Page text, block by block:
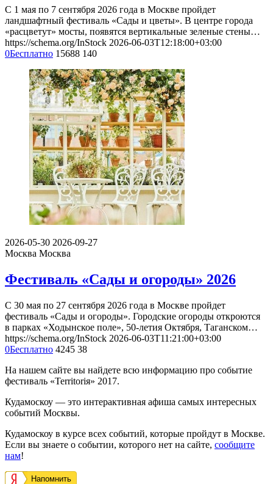
С 1 мая по 7 сентября 2026 года в Москве пройдет
ландшафтный фестиваль «Сады и цветы». В центре города
«расцветут» мосты, появятся вертикальные зеленые стены…
https://schema.org/InStock 2026-06-03T12:18:00+03:00
0Бесплатно 15688 140
2026-05-30 2026-09-27
Москва Москва
Фестиваль «Сады и огороды» 2026
С 30 мая по 27 сентября 2026 года в Москве пройдет
фестиваль «Сады и огороды». Городские огороды откроются
в парках «Ходынское поле», 50-летия Октября, Таганском…
https://schema.org/InStock 2026-06-03T11:21:00+03:00
0Бесплатно 4245 38
На нашем сайте вы найдете всю информацию про событие
фестиваль «Territoriя» 2017.
Кудамоскоу — это интерактивная афиша самых интересных
событий Москвы.
Кудамоскоу в курсе всех событий, которые пройдут в Москве.
Если вы знаете о событии, которого нет на сайте, сообщите
нам!
Напомнить